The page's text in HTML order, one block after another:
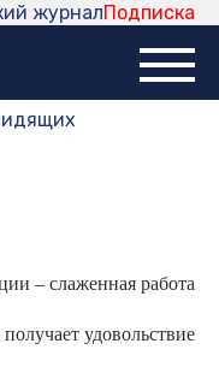
Подписка
журнал
– слаженная работа
удовольствие